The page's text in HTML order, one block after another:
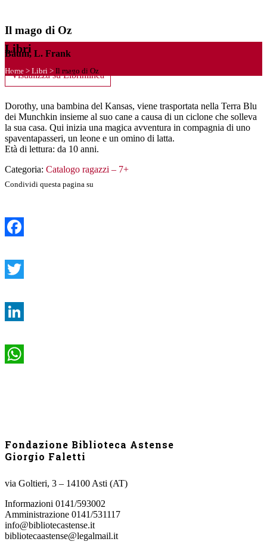
Libri
Home > Libri > Il mago di Oz
Il mago di Oz
Baum, L. Frank
Visualizza su Librinlinea
Dorothy, una bambina del Kansas, viene trasportata nella Terra Blu
dei Munchkin insieme al suo cane a causa di un ciclone che solleva
la sua casa. Qui inizia una magica avventura in compagnia di uno
spaventapasseri, un leone e un omino di latta.
Età di lettura: da 10 anni.
Categoria: Catalogo ragazzi – 7+
Condividi questa pagina su
Fondazione Biblioteca Astense
Giorgio Faletti
via Goltieri, 3 – 14100 Asti (AT)
Informazioni 0141/593002
Amministrazione 0141/531117
info@bibliotecastense.it
bibliotecaastense@legalmail.it